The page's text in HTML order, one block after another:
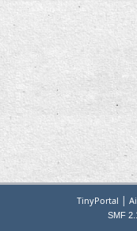
TinyPortal |
SMF